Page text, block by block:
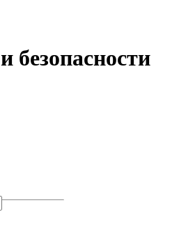
безопасности